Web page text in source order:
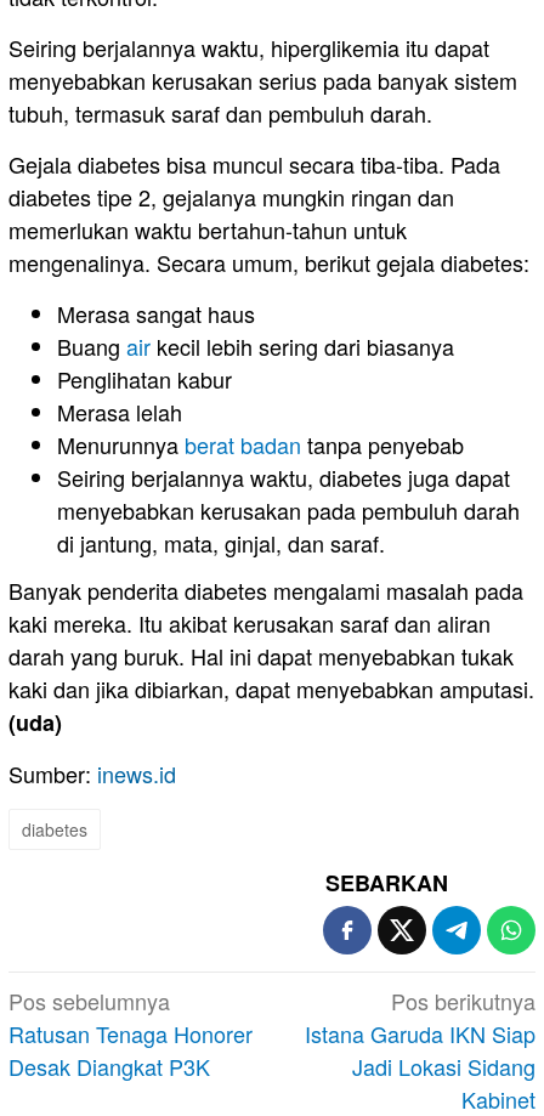
Seiring berjalannya waktu, hiperglikemia itu dapat
menyebabkan kerusakan serius pada banyak sistem
tubuh, termasuk saraf dan pembuluh darah.
Gejala diabetes bisa muncul secara tiba-tiba. Pada
diabetes tipe 2, gejalanya mungkin ringan dan
memerlukan waktu bertahun-tahun untuk
mengenalinya. Secara umum, berikut gejala diabetes:
Merasa sangat haus
Buang air kecil lebih sering dari biasanya
Penglihatan kabur
Merasa lelah
Menurunnya berat badan tanpa penyebab
Seiring berjalannya waktu, diabetes juga dapat
menyebabkan kerusakan pada pembuluh darah
di jantung, mata, ginjal, dan saraf.
Banyak penderita diabetes mengalami masalah pada
kaki mereka. Itu akibat kerusakan saraf dan aliran
darah yang buruk. Hal ini dapat menyebabkan tukak
kaki dan jika dibiarkan, dapat menyebabkan amputasi.
(uda)
Sumber: inews.id
diabetes
SEBARKAN
Navigasi
pos
Pos sebelumnya
Ratusan Tenaga Honorer
Desak Diangkat P3K
Pos berikutnya
Istana Garuda IKN Siap
Jadi Lokasi Sidang
Kabinet